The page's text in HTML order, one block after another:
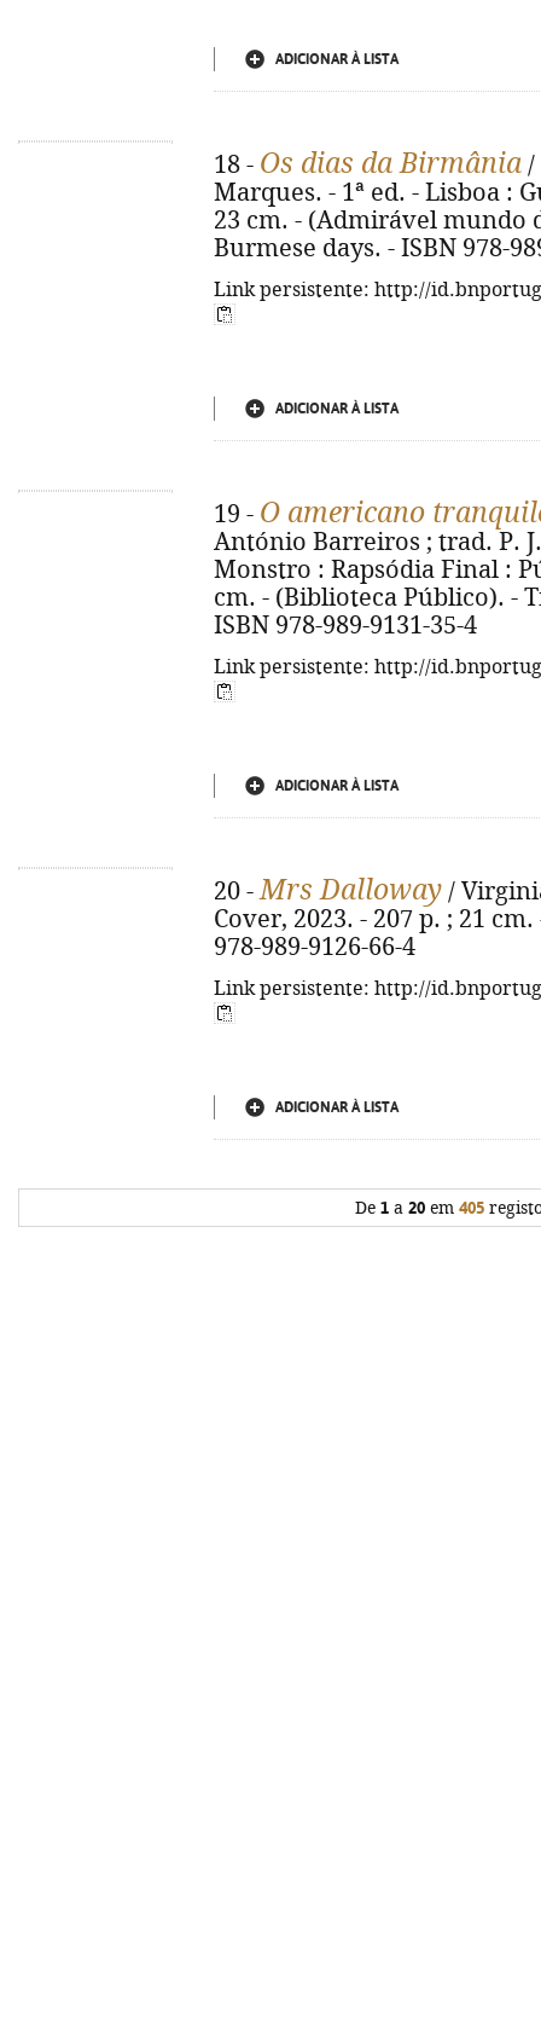
ADICIONAR À LISTA
18 - Os dias da Birmânia /
Marques. - 1ª ed. - Lisboa :
23 cm. - (Admirável mundo
Burmese days. - ISBN 978-
Link persistente: http://
ADICIONAR À LISTA
19 - O americano
António Barreiros ; trad. P.
Monstro : Rapsódia Final :
cm. - (Biblioteca Público). -
ISBN 978-989-9131-35-4
Link persistente: http://
ADICIONAR À LISTA
20 -Mrs Dalloway /
Cover, 2023. - 207 p. ; 21
978-989-9126-66-4
Link persistente: http://
ADICIONAR À LISTA
De 1 a 20 em 405